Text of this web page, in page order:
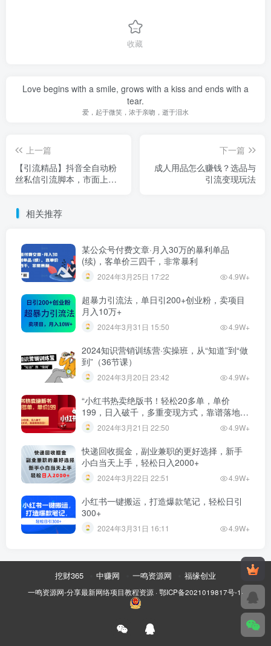
收藏
Love begins with a smile, grows with a kiss and ends with a
tear.
爱，起于微笑，浓于亲吻，逝于泪水
上一篇
【引流精品】抖音全自动粉
丝私信引流脚本，市面上功
下一篇
成人用品怎么赚钱？选品与
引流变现玩法
相关推荐
某公众号付费文章·月入30万的暴利单品
(续)，客单价三四千，非常暴利
2024年3月25日 17:22 4.9W+
超暴力引流法，单日引200+创业粉，卖项目
月入10万+
2024年3月31日 15:50 4.9W+
2024知识营销训练营·实操班，从“知道”到“做
到”（36节课）
2024年3月20日 23:42 4.9W+
“小红书热卖绝版书！轻松20多单，单价
199，日入破千，多重变现方式，靠谱落地项
目！”2024年3月21日 22:50 4.9W+
快递回收掘金，副业兼职的更好选择，新手
小白当天上手，轻松日入2000+
2024年3月22日 22:51 4.9W+
小红书一键搬运，打造爆款笔记，轻松日引
300+
2024年3月31日 16:11 4.9W+
挖财365 中赚网 一鸣资源网 福缘创业
一鸣资源网-分享最新网络项目教程资源 · 鄂ICP备2021019817号-1 ·